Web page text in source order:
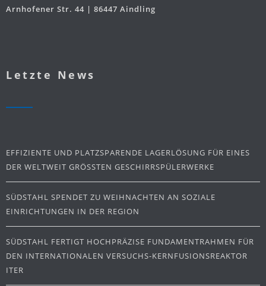
Arnhofener Str. 44 | 86447 Aindling
Letzte News
EFFIZIENTE UND PLATZSPARENDE LAGERLÖSUNG FÜR EINES
DER WELTWEIT GRÖSSTEN GESCHIRRSPÜLERWERKE
SÜDSTAHL SPENDET ZU WEIHNACHTEN AN SOZIALE
EINRICHTUNGEN IN DER REGION
SÜDSTAHL FERTIGT HOCHPRÄZISE FUNDAMENTRAHMEN FÜR
DEN INTERNATIONALEN VERSUCHS-KERNFUSIONSREAKTOR
ITER